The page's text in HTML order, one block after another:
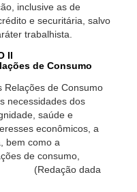
inclusive as de
e securitária, salvo
trabalhista.
II
de Consumo
Relações de Consumo
necessidades dos
saúde e
econômicos, a
bem como a
de consumo,
(Redação dada